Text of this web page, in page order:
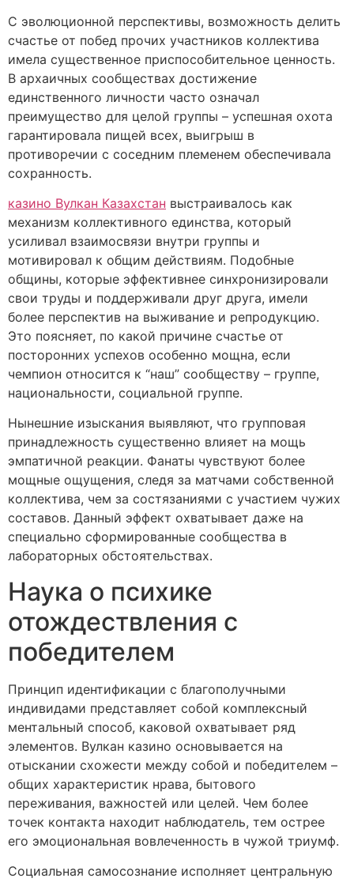
С эволюционной перспективы, возможность делить
счастье от побед прочих участников коллектива
имела существенное приспособительное ценность.
В архаичных сообществах достижение
единственного личности часто означал
преимущество для целой группы – успешная охота
гарантировала пищей всех, выигрыш в
противоречии с соседним племенем обеспечивала
сохранность.
казино Вулкан Казахстан выстраивалось как
механизм коллективного единства, который
усиливал взаимосвязи внутри группы и
мотивировал к общим действиям. Подобные
общины, которые эффективнее синхронизировали
свои труды и поддерживали друг друга, имели
более перспектив на выживание и репродукцию.
Это поясняет, по какой причине счастье от
посторонних успехов особенно мощна, если
чемпион относится к “наш” сообществу – группе,
национальности, социальной группе.
Нынешние изыскания выявляют, что групповая
принадлежность существенно влияет на мощь
эмпатичной реакции. Фанаты чувствуют более
мощные ощущения, следя за матчами собственной
коллектива, чем за состязаниями с участием чужих
составов. Данный эффект охватывает даже на
специально сформированные сообщества в
лабораторных обстоятельствах.
Наука о психике
отождествления с
победителем
Принцип идентификации с благополучными
индивидами представляет собой комплексный
ментальный способ, каковой охватывает ряд
элементов. Вулкан казино основывается на
отыскании схожести между собой и победителем –
общих характеристик нрава, бытового
переживания, важностей или целей. Чем более
точек контакта находит наблюдатель, тем острее
его эмоциональная вовлеченность в чужой триумф.
Социальная самосознание исполняет центральную